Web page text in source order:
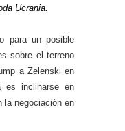
Ucrania.
para un posible
sobre el terreno
a Zelenski en
es inclinarse en
la negociación en